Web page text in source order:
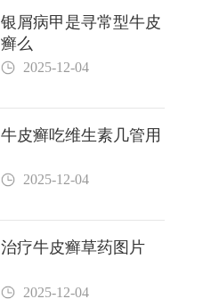
银屑病甲是寻常型牛皮
癣么
2025-12-04
牛皮癣吃维生素几管用
2025-12-04
治疗牛皮癣草药图片
2025-12-04